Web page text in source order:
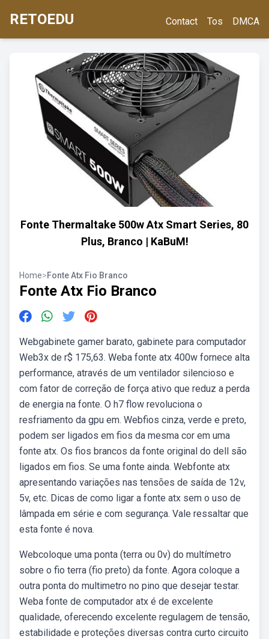
RETOEDU Contact Tos DMCA
Fonte Thermaltake 500w Atx Smart Series, 80
Plus, Branco | KaBuM!
Home>Fonte Atx Fio Branco
Fonte Atx Fio Branco
Webgabinete gamer barato, gabinete para computador
Web3x de r$ 175,63. Weba fonte atx 400w fornece alta
performance, através de um ventilador silencioso e
com fator de correção de força ativo que reduz a perda
de energia na fonte. O h7 flow revoluciona o
resfriamento da gpu em. Webfios cinza, verde e preto,
podem ser ligados em fios da mesma cor em uma
fonte atx. Os fios brancos da fonte original do dell são
ligados em fios. Se uma fonte ainda. Webfonte atx
apresentando variações nas tensões de saída de 12v,
5v, etc. Dicas de como ligar a fonte atx sem o uso de
lâmpada em série e com segurança. Vale ressaltar que
esta fonte é nova.
Webcoloque uma ponta (terra ou 0v) do multímetro
sobre o fio terra (fio preto) da fonte. Agora coloque a
outra ponta do multimetro no pino que desejar testar.
Weba fonte de computador atx é de excelente
qualidade, oferecendo excelente regulagem de tensão,
estabilidade e proteções diversas contra curto circuito